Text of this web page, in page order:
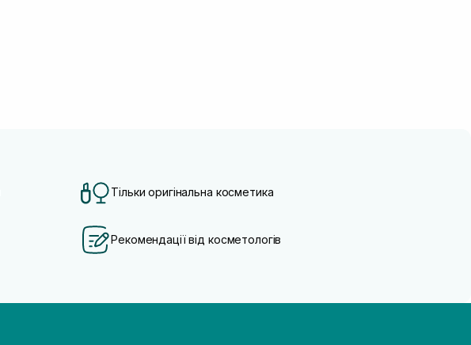
Тільки оригінальна косметика
Рекомендації від косметологів